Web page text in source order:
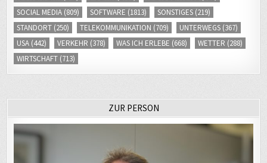
STANDORT(250) TELEKOMMUNIKATION (709) UNTERWEGS
USA(442) VERKEHR(378) WAS ICH ERLEBE (668) WETTER(288)
WIRTSCHAFT(713)